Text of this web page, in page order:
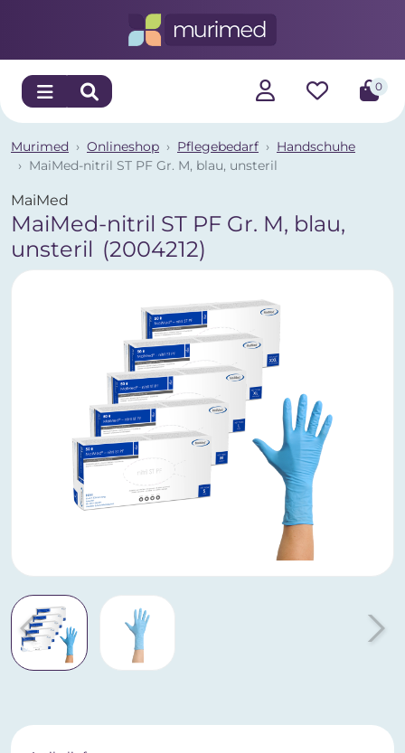
0
Murimed Onlineshop Pflegebedarf
Handschuhe
MaiMed-nitril ST PF Gr. M, blau, unsteril
MaiMed
MaiMed-nitril ST PF Gr. M, blau,
unsteril (2004212)